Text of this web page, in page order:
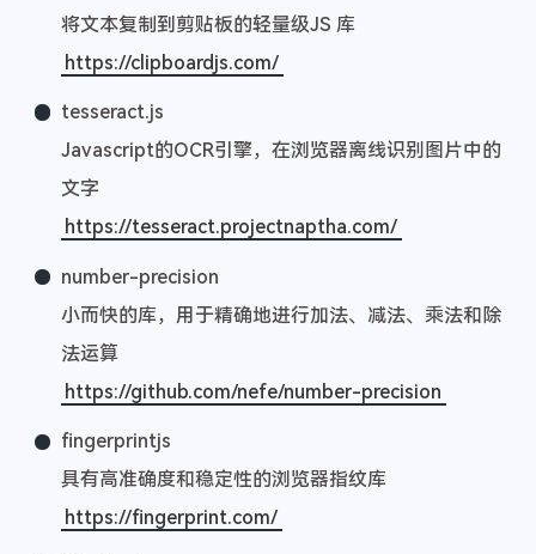
将文本复制到剪贴板的轻量级JS 库
https://clipboardjs.com/
tesseract.js
Javascript的OCR引擎，在浏览器离线识别图片中的
文字
https://tesseract.projectnaptha.com/
number-precision
小而快的库，用于精确地进行加法、减法、乘法和除
法运算
https://github.com/nefe/number-precision
fingerprintjs
具有高准确度和稳定性的浏览器指纹库
https://fingerprint.com/